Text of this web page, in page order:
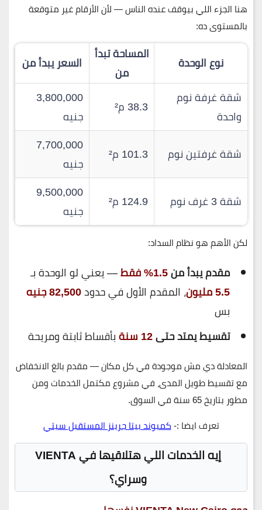
هنا الجزء اللي بيوقف عنده الناس — لأن الأرقام غير متوقعة
بالمستوى ده:
نوع الوحدة
المساحة تبدأ
من
السعر يبدأ من
شقة غرفة نوم
واحدة
38.3 م²
3,800,000
جنيه
شقة غرفتين نوم
101.3 م²
7,700,000
جنيه
شقة 3 غرف نوم
124.9 م²
9,500,000
جنيه
لكن الأهم هو نظام السداد:
مقدم يبدأ من1.5% فقط
— يعني لو الوحدة بـ
5.5 مليون
، المقدم الأول في حدود82,500 جنيه
بس
تقسيط يمتد حتى12 سنة بأقساط ثابتة ومريحة
المعادلة دي مش موجودة في كل مكان — مقدم بالغ الانخفاض
مع تقسيط طويل المدى، في مشروع مكتمل الخدمات ومن
مطور بتاريخ 65 سنة في السوق.
تعرف ايضا :-كمبوند بيتا جرينز المستقبل سيتي
إيه الخدمات اللي هتلاقيها في VIENTA
وسراي؟